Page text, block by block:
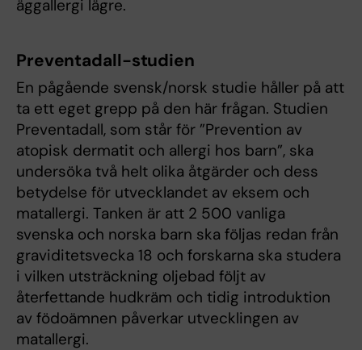
äggallergi lägre.
Preventadall-studien
En pågående svensk/norsk studie håller på att
ta ett eget grepp på den här frågan. Studien
Preventadall, som står för ”Prevention av
atopisk dermatit och allergi hos barn”, ska
undersöka två helt olika åtgärder och dess
betydelse för utvecklandet av eksem och
matallergi. Tanken är att 2 500 vanliga
svenska och norska barn ska följas redan från
graviditetsvecka 18 och forskarna ska studera
i vilken utsträckning oljebad följt av
återfettande hudkräm och tidig introduktion
av födoämnen påverkar utvecklingen av
matallergi.